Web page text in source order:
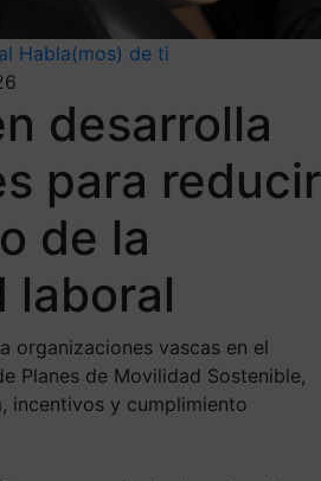
Habla(mos) de ti
desarrolla
para reducir
de la
laboral
organizaciones vascas en el
Planes de Movilidad Sostenible,
incentivos y cumplimiento